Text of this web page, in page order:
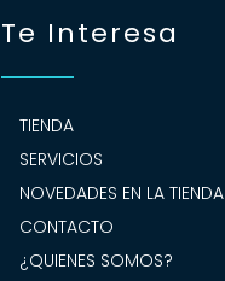
Te Interesa
TIENDA
SERVICIOS
NOVEDADES EN LA TIENDA
CONTACTO
¿QUIENES SOMOS?